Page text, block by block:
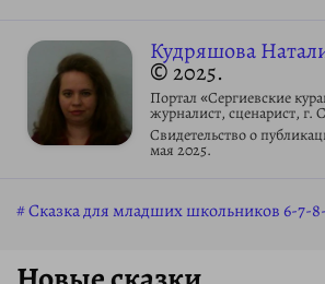
Кудряшова
© 2025.
Портал «Сергиевские
журналист, сценарист, г.
Свидетельство о
мая 2025.
Сказка для младших школьников 6-7-